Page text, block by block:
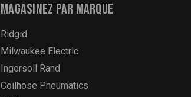
Magasinez par marque
Ridgid
Milwaukee Electric
Ingersoll Rand
Coilhose Pneumatics